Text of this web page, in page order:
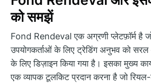
को समझें
Fond Rendeval एक अग्रणी प्लेटफ़ॉर्म है
उपयोगकर्ताओं के लिए ट्रेडिंग अनुभव को
के लिए डिज़ाइन किया गया है। इसका मुख्य कार्य
एक व्यापक टूलकिट प्रदान करना है जो रियल-